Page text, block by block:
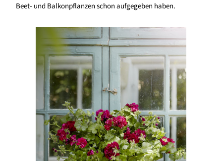
Beet- und Balkonpflanzen schon aufgegeben haben.